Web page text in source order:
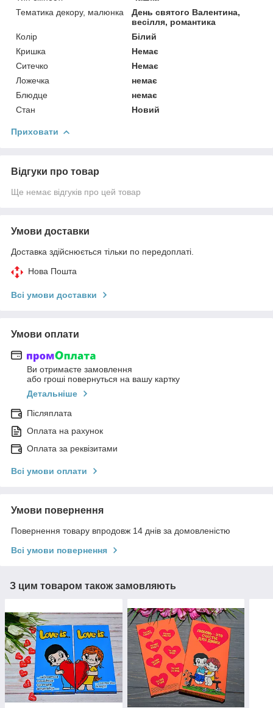
Тематика декору, малюнка
День святого Валентина,
весілля, романтика
Колір
Білий
Кришка
Немає
Ситечко
Немає
Ложечка
немає
Блюдце
немає
Стан
Новий
Приховати
Відгуки про товар
Ще немає відгуків про цей товар
Умови доставки
Доставка здійснюється тільки по передоплаті.
Нова Пошта
Всі умови доставки
Умови оплати
Ви отримаєте замовлення
або гроші повернуться на вашу картку
Детальніше
Післяплата
Оплата на рахунок
Оплата за реквізитами
Всі умови оплати
Умови повернення
Повернення товару впродовж 14 днів за домовленістю
Всі умови повернення
З цим товаром також замовляють